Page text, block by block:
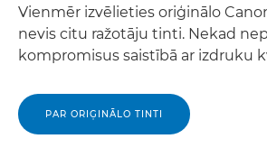
Vienmēr izvēlieties oriģinālo
nevis citu ražotāju tinti. Nekad
kompromisus saistībā ar izdruku
PAR ORIĢINĀLO TINTI